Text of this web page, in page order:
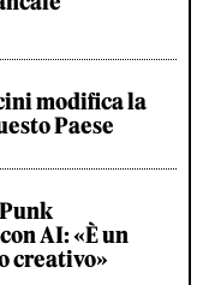
modifica la
Paese
AI: «È un
creativo»